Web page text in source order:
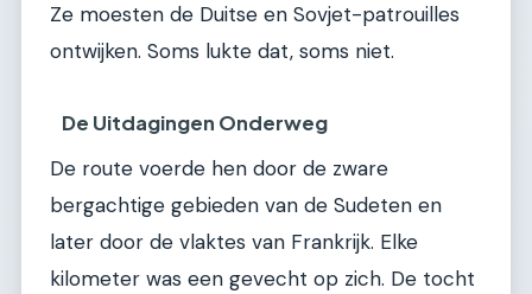
Ze moesten de Duitse en Sovjet-patrouilles
ontwijken. Soms lukte dat, soms niet.
De Uitdagingen Onderweg
De route voerde hen door de zware
bergachtige gebieden van de Sudeten en
later door de vlaktes van Frankrijk. Elke
kilometer was een gevecht op zich. De tocht